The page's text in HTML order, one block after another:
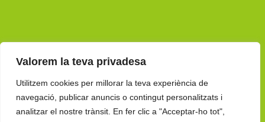
Valorem la teva privadesa
Utilitzem cookies per millorar la teva experiència de
navegació, publicar anuncis o contingut personalitzats i
analitzar el nostre trànsit. En fer clic a "Acceptar-ho tot",